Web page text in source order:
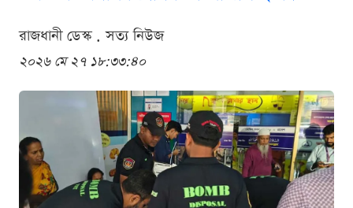
রাজধানী ডেস্ক . সত্য নিউজ
২০২৬ মে ২৭ ১৮:৩৩:৪০